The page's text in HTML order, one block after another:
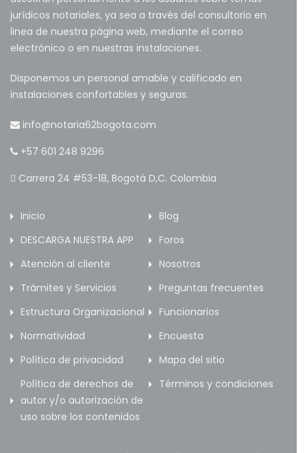
jurídicos notariales, ya sea a través del consultorio en
linea de nuestra página web, mediante el correo
electrónico o en nuestras instalaciones.
Disponemos un personal amable y calificado en
instalaciones confortables y seguras.
info@notaria62bogota.com
+57 601 248 9296
Carrera 24 #53-18, Bogotá D,C. Colombia
Inicio
Blog
DESCARGA NUESTRA APP
Foros
Atención al cliente
Nosotros
Trámites y Servicios
Preguntas frecuentes
Estructura Organizacional
Funcionarios
Normatividad
Encuesta
Política de privacidad
Mapa del sitio
Política de derechos de
autor y/o autorización de
uso sobre los contenidos
Términos y condiciones